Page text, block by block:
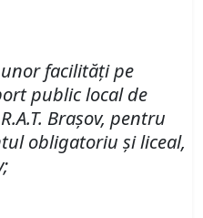
facilităţi pe
public local de
Braşov, pentru
obligatoriu şi liceal,